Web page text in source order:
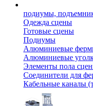
подиумы,
Одежда сцены
Готовые сцены
Подиумы
Алюминиевые
Алюминиевые
Элементы пола
Соединители для
Кабельные каналы